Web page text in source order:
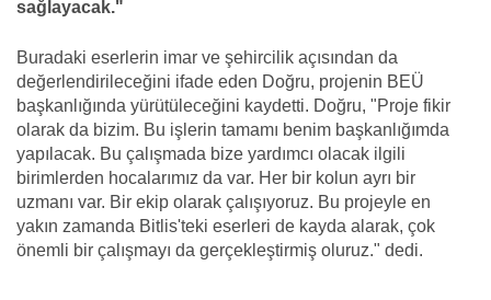
sağlayacak."
Buradaki eserlerin imar ve şehircilik açısından da
değerlendirileceğini ifade eden Doğru, projenin BEÜ
başkanlığında yürütüleceğini kaydetti. Doğru, "Proje fikir
olarak da bizim. Bu işlerin tamamı benim başkanlığımda
yapılacak. Bu çalışmada bize yardımcı olacak ilgili
birimlerden hocalarımız da var. Her bir kolun ayrı bir
uzmanı var. Bir ekip olarak çalışıyoruz. Bu projeyle en
yakın zamanda Bitlis'teki eserleri de kayda alarak, çok
önemli bir çalışmayı da gerçekleştirmiş oluruz." dedi.